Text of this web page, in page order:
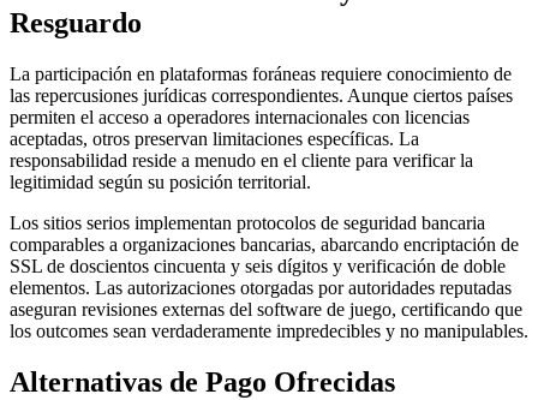
Resguardo
La participación en plataformas foráneas requiere conocimiento de
las repercusiones jurídicas correspondientes. Aunque ciertos países
permiten el acceso a operadores internacionales con licencias
aceptadas, otros preservan limitaciones específicas. La
responsabilidad reside a menudo en el cliente para verificar la
legitimidad según su posición territorial.
Los sitios serios implementan protocolos de seguridad bancaria
comparables a organizaciones bancarias, abarcando encriptación de
SSL de doscientos cincuenta y seis dígitos y verificación de doble
elementos. Las autorizaciones otorgadas por autoridades reputadas
aseguran revisiones externas del software de juego, certificando que
los outcomes sean verdaderamente impredecibles y no manipulables.
Alternativas de Pago Ofrecidas